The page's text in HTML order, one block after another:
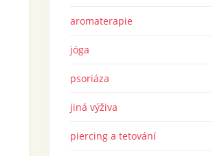
aromaterapie
jóga
psoriáza
jiná výživa
piercing a tetování